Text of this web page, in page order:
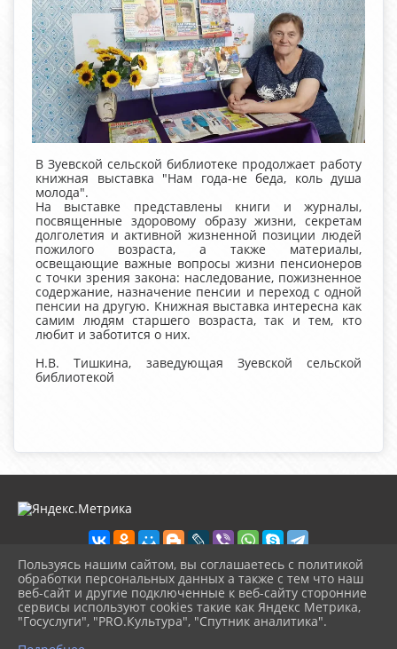
В Зуевской сельской библиотеке продолжает работу
книжная выставка "Нам года-не беда, коль душа
молода".
На выставке представлены книги и журналы,
посвященные здоровому образу жизни, секретам
долголетия и активной жизненной позиции людей
пожилого возраста, а также материалы,
освещающие важные вопросы жизни пенсионеров
с точки зрения закона: наследование, пожизненное
содержание, назначение пенсии и переход с одной
пенсии на другую. Книжная выставка интересна как
самим людям старшего возраста, так и тем, кто
любит и заботится о них.
Н.В. Тишкина, заведующая Зуевской сельской
библиотекой
2026 г. chudovolibrary.ru
Вход
Карта сайта
Политика обработки персональных данных
Пользуясь нашим сайтом, вы соглашаетесь с политикой
обработки персональных данных а также с тем что наш
веб-сайт и другие подключенные к веб-сайту сторонние
сервисы используют cookies такие как Яндекс Метрика,
"Госуслуги", "PRO.Культура", "Спутник аналитика".